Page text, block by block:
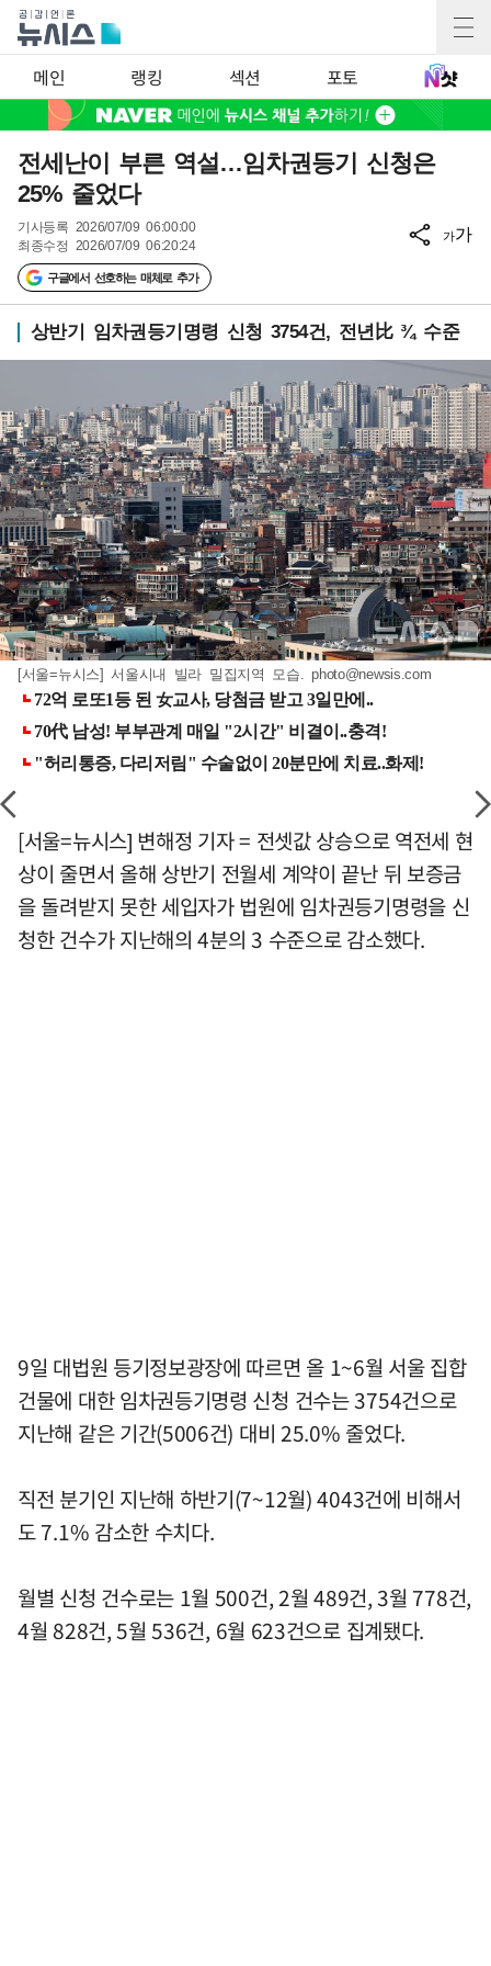
메인 랭킹 섹션 포토
전세난이 부른 역설…임차권등기 신청은
25% 줄었다
기사등록 2026/07/09 06:00:00
최종수정 2026/07/09 06:20:24
구글에서 선호하는 매체로 추가
가가
상반기 임차권등기명령 신청 3754건, 전년比 ¾ 수준
[서울=뉴시스] 서울시내 빌라 밀집지역 모습.photo@newsis.com
[서울=뉴시스] 변해정 기자 = 전셋값 상승으로 역전세 현
상이 줄면서 올해 상반기 전월세 계약이 끝난 뒤 보증금
을 돌려받지 못한 세입자가 법원에 임차권등기명령을 신
청한 건수가 지난해의 4분의 3 수준으로 감소했다.
9일 대법원 등기정보광장에 따르면 올 1~6월 서울 집합
건물에 대한 임차권등기명령 신청 건수는 3754건으로
지난해 같은 기간(5006건) 대비 25.0% 줄었다.
직전 분기인 지난해 하반기(7~12월) 4043건에 비해서
도 7.1% 감소한 수치다.
월별 신청 건수로는 1월 500건, 2월 489건, 3월 778건,
4월 828건, 5월 536건, 6월 623건으로 집계됐다.